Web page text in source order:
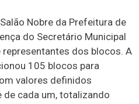
Nobre da Prefeitura de
do Secretário Municipal
representantes dos blocos. A
105 blocos para
valores definidos
cada um, totalizando